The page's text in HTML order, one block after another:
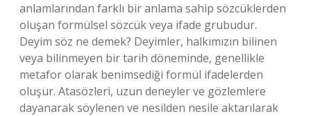
anlamlarından farklı bir anlama sahip sözcüklerden
oluşan formülsel sözcük veya ifade grubudur.
Deyim söz ne demek? Deyimler, halkımızın bilinen
veya bilinmeyen bir tarih döneminde, genellikle
metafor olarak benimsediği formül ifadelerden
oluşur. Atasözleri, uzun deneyler ve gözlemlere
dayanarak söylenen ve nesilden nesile aktarılarak